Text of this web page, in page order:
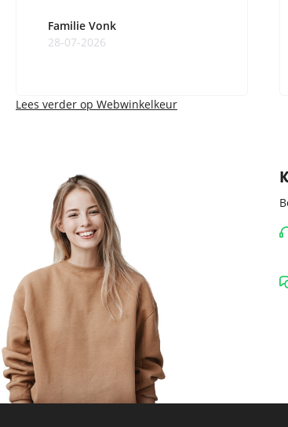
Familie Vonk
28-07-2026
Lees verder op Webwinkelkeur